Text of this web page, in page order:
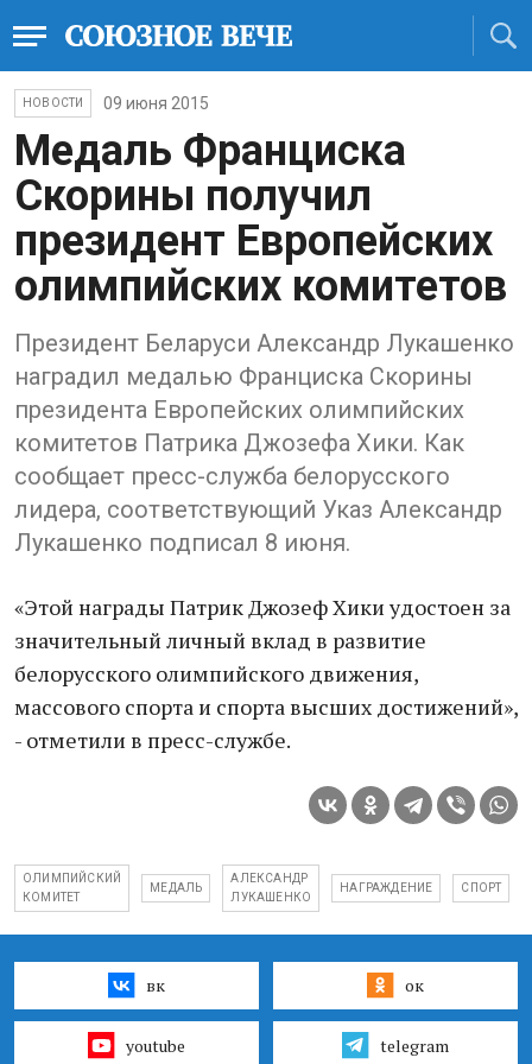
НОВОСТИ 09 июня 2015
Медаль Франциска
Скорины получил
президент Европейских
олимпийских комитетов
Президент Беларуси Александр Лукашенко
наградил медалью Франциска Скорины
президента Европейских олимпийских
комитетов Патрика Джозефа Хики. Как
сообщает пресс-служба белорусского
лидера, соответствующий Указ Александр
Лукашенко подписал 8 июня.
«Этой награды Патрик Джозеф Хики удостоен за
значительный личный вклад в развитие
белорусского олимпийского движения,
массового спорта и спорта высших достижений»,
- отметили в пресс-службе.
ОЛИМПИЙСКИЙ
КОМИТЕТ
МЕДАЛЬ
АЛЕКСАНДР
ЛУКАШЕНКО
НАГРАЖДЕНИЕ СПОРТ
вк ок
youtube telegram